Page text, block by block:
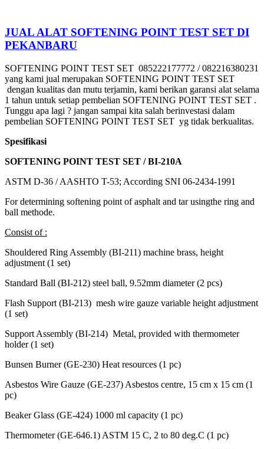
JUAL ALAT SOFTENING POINT TEST SET DI
PEKANBARU
SOFTENING POINT TEST SET 085222177772 / 082216380231
yang kami jual merupakan SOFTENING POINT TEST SET
dengan kualitas dan mutu terjamin, kami berikan garansi alat selama
1 tahun untuk setiap pembelian SOFTENING POINT TEST SET .
Tunggu apa lagi ? jangan sampai kita salah berinvestasi dalam
pembelian SOFTENING POINT TEST SET yg tidak berkualitas.
Spesifikasi
SOFTENING POINT TEST SET / BI-210A
ASTM D-36 / AASHTO T-53; According SNI 06-2434-1991
For determining softening point of asphalt and tar usingthe ring and
ball methode.
Consist of :
Shouldered Ring Assembly (BI-211) machine brass, height
adjustment (1 set)
Standard Ball (BI-212) steel ball, 9.52mm diameter (2 pcs)
Flash Support (BI-213) mesh wire gauze variable height adjustment
(1 set)
Support Assembly (BI-214) Metal, provided with thermometer
holder (1 set)
Bunsen Burner (GE-230) Heat resources (1 pc)
Asbestos Wire Gauze (GE-237) Asbestos centre, 15 cm x 15 cm (1
pc)
Beaker Glass (GE-424) 1000 ml capacity (1 pc)
Thermometer (GE-646.1) ASTM 15 C, 2 to 80 deg.C (1 pc)